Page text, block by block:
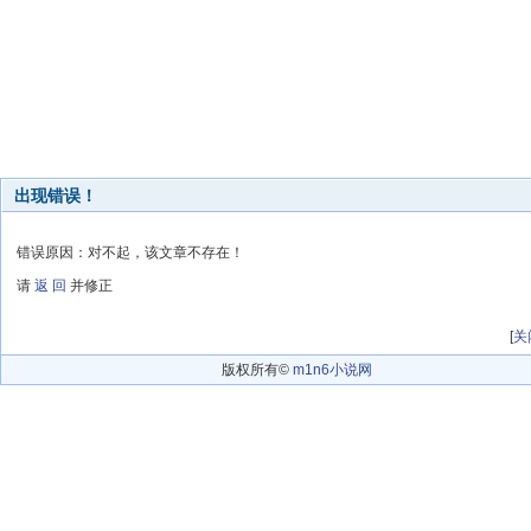
出现错误！
错误原因：对不起，该文章不存在！
请 返 回 并修正
[关
版权所有© m1n6小说网